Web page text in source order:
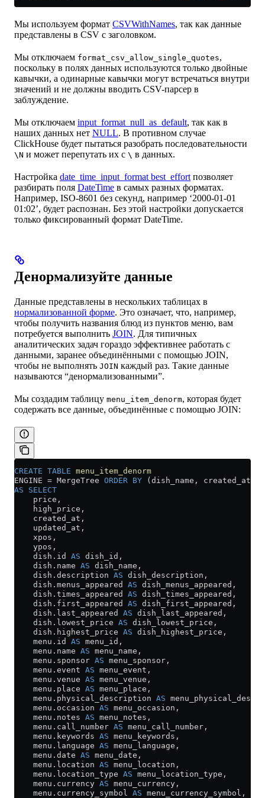
Мы используем формат CSVWithNames, так как данные
представлены в CSV с заголовком.
Мы отключаем format_csv_allow_single_quotes,
поскольку в полях данных используются только двойные
кавычки, а одинарные кавычки могут встречаться внутри
значений и не должны вводить CSV-парсер в
заблуждение.
Мы отключаем input_format_null_as_default, так как в
наших данных нет NULL. В противном случае
ClickHouse будет пытаться разобрать последовательности
\N и может перепутать их с \ в данных.
Настройка date_time_input_format best_effortпозволяет
разбирать поля DateTime в самых разных форматах.
Например, ISO-8601 без секунд, например ‘2000-01-01
01:02’, будет распознан. Без этой настройки допускается
только фиксированный формат DateTime.
Денормализуйте данные
Данные представлены в нескольких таблицах в
нормализованной форме. Это означает, что, например,
чтобы получить названия блюд из пунктов меню, вам
потребуется выполнить JOIN. Для типичных
аналитических задач гораздо эффективнее работать с
данными, заранее объединёнными с помощью JOIN,
чтобы не выполнять JOIN каждый раз. Такие данные
называются “денормализованными”.
Мы создадим таблицу menu_item_denorm, которая будет
содержать все данные, объединённые с помощью JOIN:
CREATE TABLE menu_item_denorm
ENGINE = MergeTree ORDER BY (dish_name, created_at)
AS SELECT
    price,
    high_price,
    created_at,
    updated_at,
    xpos,
    ypos,
    dish
. id AS dish_id,
    dish
. name AS dish_name,
    dish
. description AS dish_description,
    dish
. menus_appeared AS dish_menus_appeared,
    dish
. times_appeared AS dish_times_appeared,
    dish
. first_appeared AS dish_first_appeared,
    dish
. last_appeared AS dish_last_appeared,
    dish
. lowest_price AS dish_lowest_price,
    dish
. highest_price AS dish_highest_price,
    menu
. id AS menu_id,
    menu
. name AS menu_name,
    menu
. sponsor AS menu_sponsor,
    menu
. event AS menu_event,
    menu
. venue AS menu_venue,
    menu
. place AS menu_place,
    menu
. physical_description AS
    menu
. occasion AS menu_occasion,
    menu
. notes AS menu_notes,
    menu
. call_number AS menu_call_number,
    menu
. keywords AS menu_keywords,
    menu
. language AS menu_language,
    menu
. date AS menu_date,
    menu
. location AS menu_location,
    menu
. location_type AS menu_location_type,
    menu
. currency AS menu_currency,
    menu
. currency_symbol AS menu_currency_symbol,